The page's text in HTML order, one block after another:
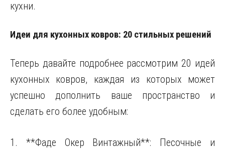
кухни.
Идеи для кухонных ковров: 20 стильных решений
Теперь давайте подробнее рассмотрим 20 идей
кухонных ковров, каждая из которых может
успешно дополнить ваше пространство и
сделать его более удобным:
1. **Фаде Окер Винтажный**: Песочные и